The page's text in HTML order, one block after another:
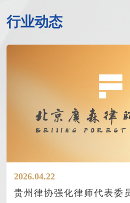
行业动态
2026.04.22